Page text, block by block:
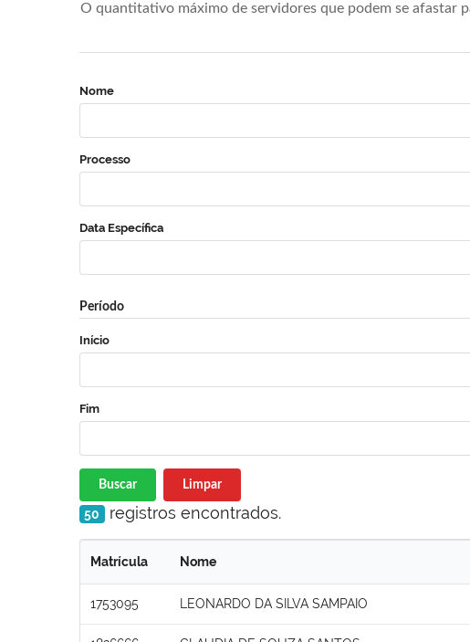
O quantitativo máximo de servidores que podem se afastar
Nome
Processo
Data Específica
Período
Início
Fim
Buscar Limpar
50 registros encontrados.
Matrícula Nome
1753095 LEONARDO DA SILVA SAMPAIO